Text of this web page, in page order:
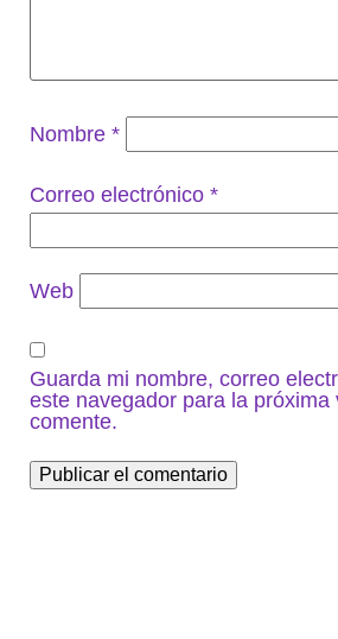
Nombre *
Correo electrónico *
Web
Guarda mi nombre, correo
este navegador para la próxima
comente.